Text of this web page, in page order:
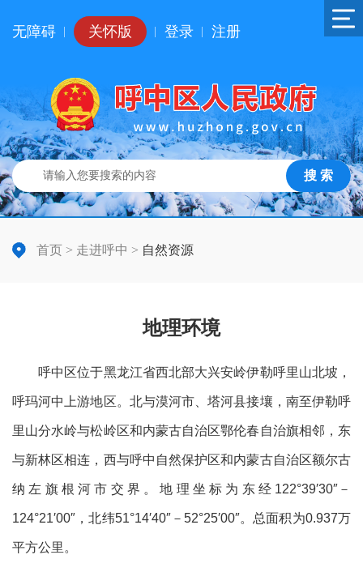
无障碍 关怀版 登录 注册
搜 索
首页 > 走进呼中 > 自然资源
地理环境
呼中区位于黑龙江省西北部大兴安岭伊勒呼里山北坡，
呼玛河中上游地区。北与漠河市、塔河县接壤，南至伊勒呼
里山分水岭与松岭区和内蒙古自治区鄂伦春自治旗相邻，东
与新林区相连，西与呼中自然保护区和内蒙古自治区额尔古
纳左旗根河市交界。地理坐标为东经122°39′30″－
124°21′00″，北纬51°14′40″－52°25′00″。总面积为0.937万
平方公里。